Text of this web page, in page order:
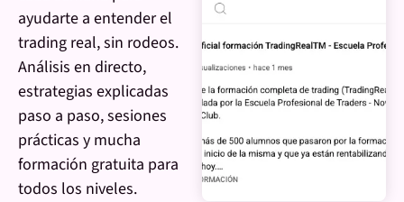
ayudarte a entender el
trading real, sin rodeos.
Análisis en directo,
estrategias explicadas
paso a paso, sesiones
prácticas y mucha
formación gratuita para
todos los niveles.